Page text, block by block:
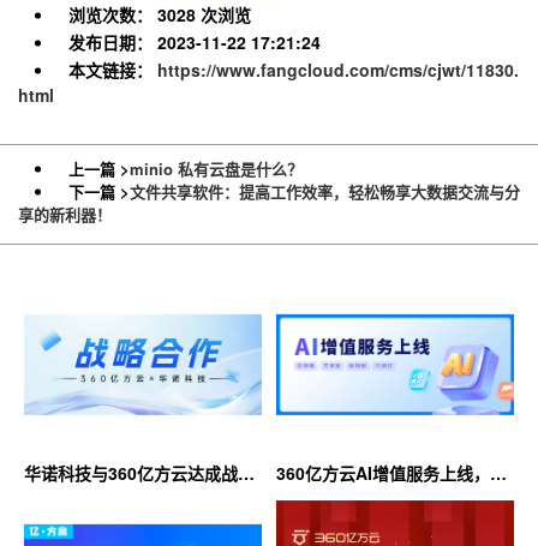
浏览次数：
3028 次浏览
发布日期：
2023-11-22 17:21:24
本文链接：
https://www.fangcloud.com/cms/cjwt/11830.
html
上一篇 >minio 私有云盘是什么？
下一篇 >文件共享软件：提高工作效率，轻松畅享大数据交流与分
享的新利器！
华诺科技与360亿方云达成战略
360亿方云AI增值服务上线，超
大限时优惠等你来！